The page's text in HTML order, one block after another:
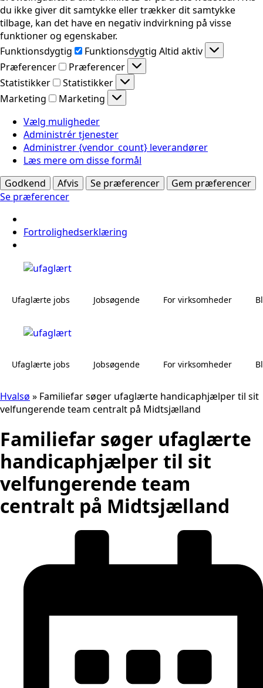
du ikke giver dit samtykke eller trækker dit samtykke
tilbage, kan det have en negativ indvirkning på visse
funktioner og egenskaber.
Funktionsdygtig
Funktionsdygtig Altid aktiv
Præferencer
Præferencer
Statistikker
Statistikker
Marketing
Marketing
Vælg muligheder
Administrér tjenester
Administrer {vendor_count} leverandører
Læs mere om disse formål
Godkend
Afvis Se præferencer
Gem præferencer
Se præferencer
Fortrolighedserklæring
Ufaglærte jobs Jobsøgende For virksomheder
Ufaglærte jobs Jobsøgende For virksomheder
Hvalsø » Familiefar søger ufaglærte handicaphjælper til sit
velfungerende team centralt på Midtsjælland
Familiefar søger ufaglærte
handicaphjælper til sit
velfungerende team
centralt på Midtsjælland